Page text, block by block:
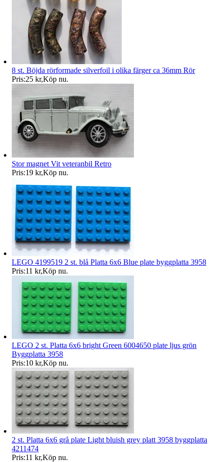
8 st. Böjda rörformade silverfoil i olika färger ca 36mm Rör
Pris:25 kr,Köp nu.
Stor magnet Vit veteranbil Retro
Pris:19 kr,Köp nu.
LEGO 4199519 2 st. blå Platta 6x6 Blue plate byggplatta 3958
Pris:11 kr,Köp nu.
LEGO 2 st. Platta 6x6 bright Green 6004650 plate ljus grön
Byggplatta 3958
Pris:10 kr,Köp nu.
2 st. Platta 6x6 grå plate Light bluish grey platt 3958 byggplatta
4211474
Pris:11 kr,Köp nu.